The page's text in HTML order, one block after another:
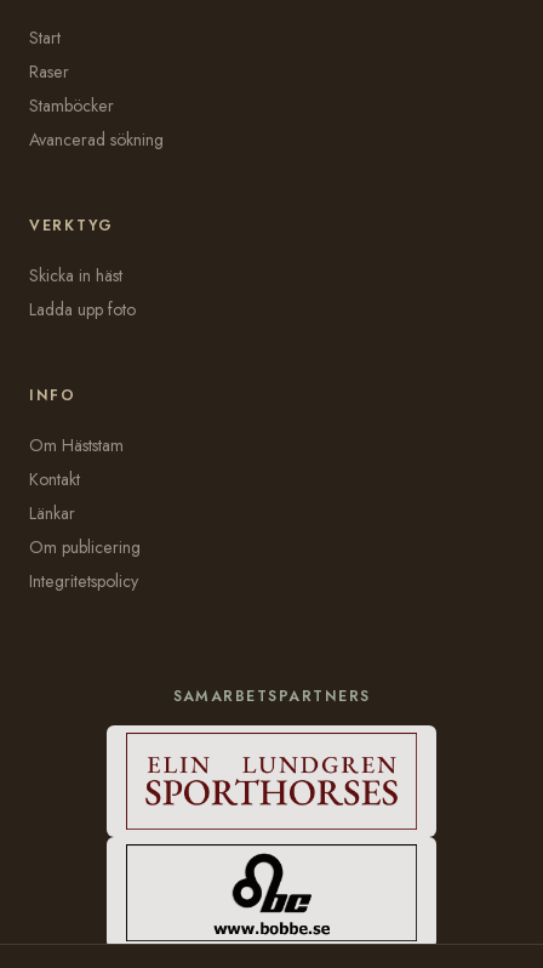
Start
Raser
Stamböcker
Avancerad sökning
VERKTYG
Skicka in häst
Ladda upp foto
INFO
Om Häststam
Kontakt
Länkar
Om publicering
Integritetspolicy
SAMARBETSPARTNERS